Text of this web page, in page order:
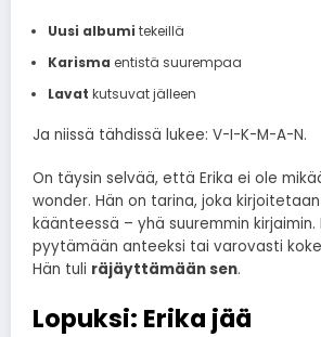
Uusi albumi tekeillä
Karisma entistä suurempaa
Lavat kutsuvat jälleen
Ja niissä tähdissä lukee: V-I-K-M-A-N.
On täysin selvää, että Erika ei ole
wonder. Hän on tarina, joka
käänteessä – yhä suuremmin kirjaimin.
pyytämään anteeksi tai varovasti
Hän tuli räjäyttämään sen.
Lopuksi: Erika jää